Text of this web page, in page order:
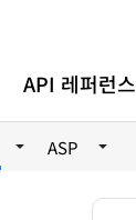
API 레퍼런스
ASP